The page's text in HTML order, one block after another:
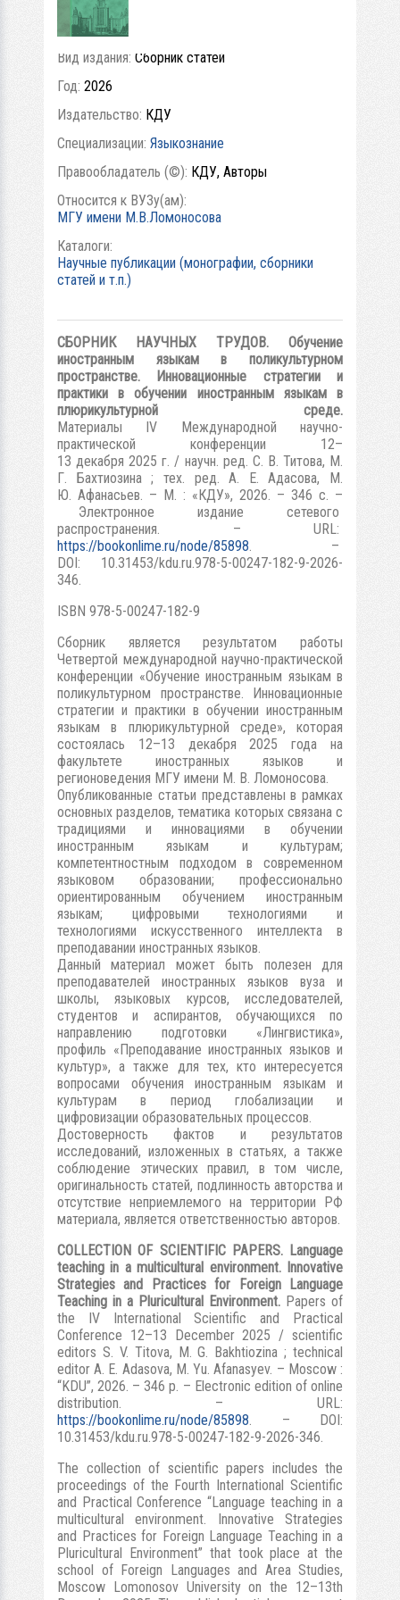
Вид издания: Сборник статей
Год: 2026
Издательство: КДУ
Специализации: Языкознание
Правообладатель (©): КДУ, Авторы
Относится к ВУЗу(ам):
МГУ имени М.В.Ломоносова
Каталоги:
Научные публикации (монографии, сборники
статей и т.п.)
СБОРНИК НАУЧНЫХ ТРУДОВ. Обучение
иностранным языкам в поликультурном
пространстве. Инновационные стратегии и
практики в обучении иностранным языкам в
плюрикультурной среде.
Материалы IV Международной научно-
практической конференции 12–
13 декабря 2025 г. / научн. ред. С. В. Титова, М.
Г. Бахтиозина ; тех. ред. А. Е. Адасова, М.
Ю. Афанасьев. – М. : «КДУ», 2026. – 346 с. –
Электронное издание сетевого
распространения. – URL:
https://bookonlime.ru/node/85898. –
DOI: 10.31453/kdu.ru.978-5-00247-182-9-2026-
346.
ISBN 978-5-00247-182-9
Сборник является результатом работы
Четвертой международной научно-практической
конференции «Обучение иностранным языкам в
поликультурном пространстве. Инновационные
стратегии и практики в обучении иностранным
языкам в плюрикультурной среде», которая
состоялась 12–13 декабря 2025 года на
факультете иностранных языков и
регионоведения МГУ имени М. В. Ломоносова.
Опубликованные статьи представлены в рамках
основных разделов, тематика которых связана с
традициями и инновациями в обучении
иностранным языкам и культурам;
компетентностным подходом в современном
языковом образовании; профессионально
ориентированным обучением иностранным
языкам; цифровыми технологиями и
технологиями искусственного интеллекта в
преподавании иностранных языков.
Данный материал может быть полезен для
преподавателей иностранных языков вуза и
школы, языковых курсов, исследователей,
студентов и аспирантов, обучающихся по
направлению подготовки «Лингвистика»,
профиль «Преподавание иностранных языков и
культур», а также для тех, кто интересуется
вопросами обучения иностранным языкам и
культурам в период глобализации и
цифровизации образовательных процессов.
Достоверность фактов и результатов
исследований, изложенных в статьях, а также
соблюдение этических правил, в том числе,
оригинальность статей, подлинность авторства и
отсутствие неприемлемого на территории РФ
материала, является ответственностью авторов.
COLLECTION OF SCIENTIFIC PAPERS. Language
teaching in a multicultural environment. Innovative
Strategies and Practices for Foreign Language
Teaching in a Pluricultural Environment. Papers of
the IV International Scientific and Practical
Conference 12–13 December 2025 / scientific
editors S. V. Titova, M. G. Bakhtiozina ; technical
editor A. E. Adasova, M. Yu. Afanasyev. – Moscow :
“KDU”, 2026. – 346 p. – Electronic edition of online
distribution. – URL:
https://bookonlime.ru/node/85898. – DOI:
10.31453/kdu.ru.978-5-00247-182-9-2026-346.
The collection of scientific papers includes the
proceedings of the Fourth International Scientific
and Practical Conference “Language teaching in a
multicultural environment. Innovative Strategies
and Practices for Foreign Language Teaching in a
Pluricultural Environment” that took place at the
school of Foreign Languages and Area Studies,
Moscow Lomonosov University on the 12–13th